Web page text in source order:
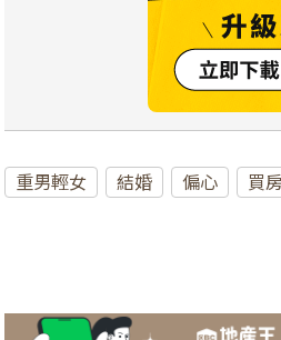
重男輕女 結婚 偏心 買